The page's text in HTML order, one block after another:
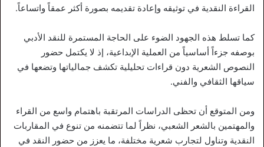
القراءة النقدية في توثيقه وإعادة تقديمه بصورة أكثر عمقاً واتساعاً.
كما تسلط هذه الجهود الضوء على الحاجة المستمرة للنقد الأدبي
بوصفه جزءاً أساسياً من العملية الإبداعية، إذ لا يكتمل حضور
النصوص الشعرية دون قراءات تحليلية تكشف جمالياتها وتضعها في
سياقها الثقافي والفني.
ومن المتوقع أن تحظى الدراسات المرتقبة باهتمام واسع من القراء
والمهتمين بالشعر الشعبي، نظراً لما تتضمنه من تنوع في المقاربات
النقدية وتناول لتجارب شعرية مختلفة، ما يعزز من حضور النقد في